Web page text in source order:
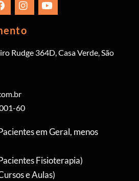
Rudge 364D, Casa Verde, São
60
em Geral, menos
Fisioterapia)
e Aulas)